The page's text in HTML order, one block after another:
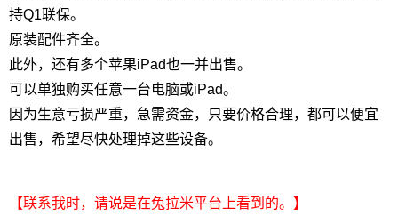
持Q1联保。
原装配件齐全。
此外，还有多个苹果iPad也一并出售。
可以单独购买任意一台电脑或iPad。
因为生意亏损严重，急需资金，只要价格合理，都可以便宜
出售，希望尽快处理掉这些设备。
【联系我时，请说是在兔拉米平台上看到的。】